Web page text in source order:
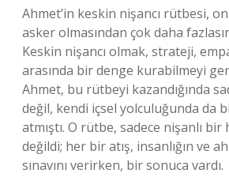
Ahmet’in keskin nişancı rütbesi,
asker olmasından çok daha
Keskin nişancı olmak, strateji,
arasında bir denge kurabilmeyi
Ahmet, bu rütbeyi kazandığında
değil, kendi içsel yolculuğunda da
atmıştı. O rütbe, sadece nişanlı bir
değildi; her bir atış, insanlığın ve
sınavını verirken, bir sonuca vardı.